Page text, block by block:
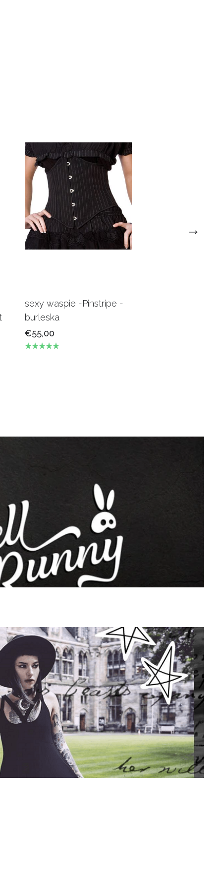
sexy waspie -Pinstripe -
burleska
€55,00